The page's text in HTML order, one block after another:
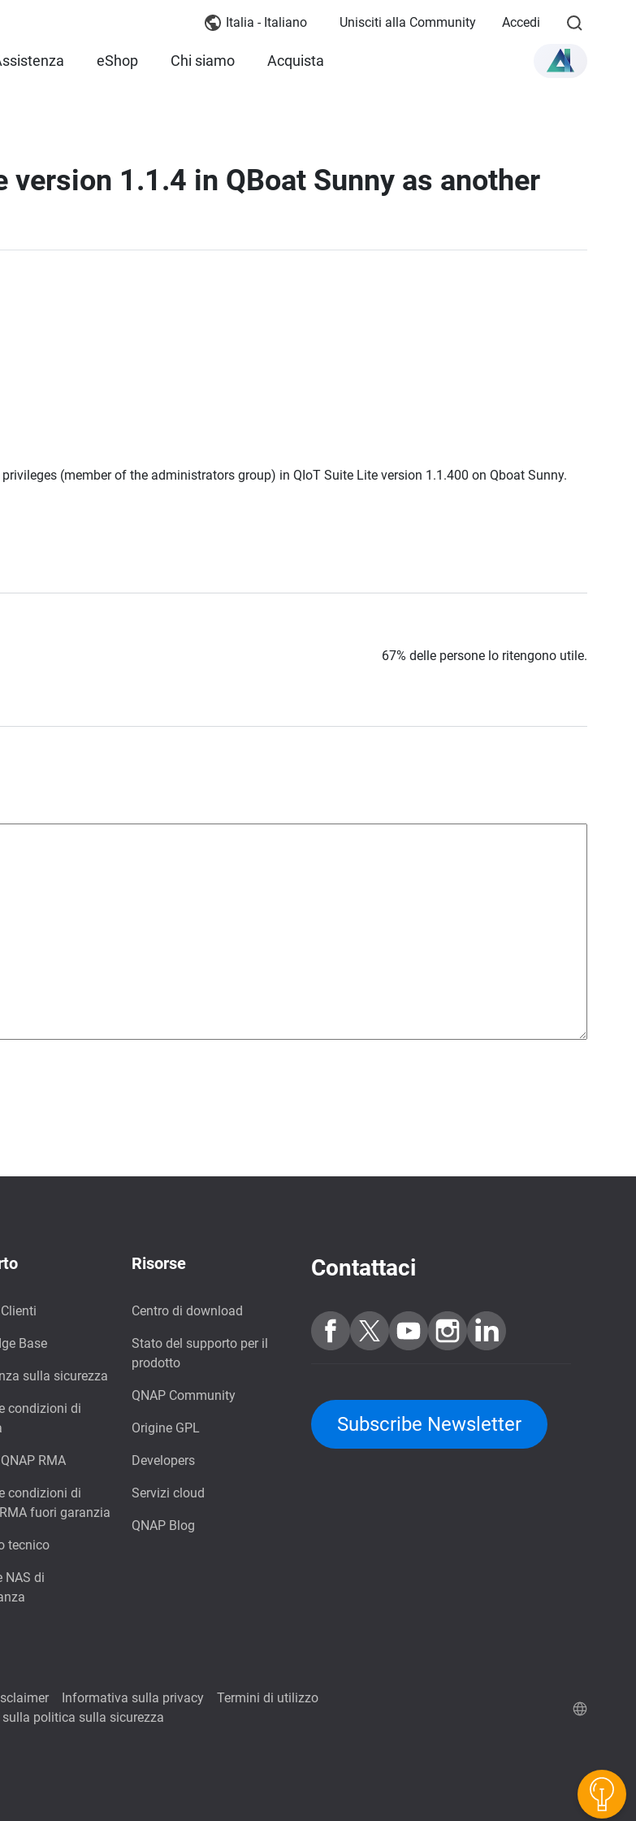
Italia - Italiano Unisciti alla Community Accedi
eShop Chi siamo Acquista
version 1.1.4 in QBoat Sunny as another
(member of the administrators group) in QIoT Suite Lite version 1.1.400 on Qboat Sunny.
67% delle persone lo ritengono utile.
Base
sulla sicurezza
condizioni di
RMA
condizioni di
fuori garanzia
tecnico
NAS di
Risorse
Centro di download
Stato del supporto per il
prodotto
QNAP Community
Origine GPL
Developers
Servizi cloud
QNAP Blog
Contattaci
Subscribe Newsletter
Informativa sulla privacy
Termini di utilizzo
sulla politica sulla sicurezza
Calcolatore spazio RAID QNAP